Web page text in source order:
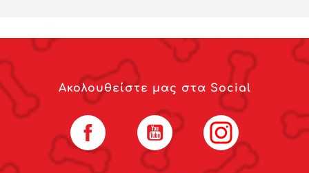
Ακολουθείστε μας στα Social
Facebook YouTube Instagram